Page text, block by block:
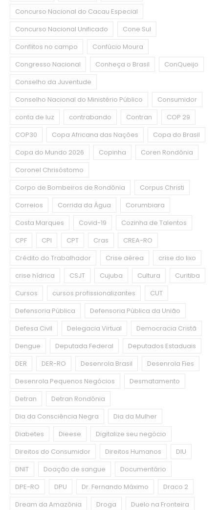
Concurso Nacional do Cacau Especial
Concurso Nacional Unificado
Cone Sul
Conflitos no campo
Confúcio Moura
Congresso Nacional
Conheça o Brasil
ConQueijo
Conselho da Juventude
Conselho Nacional do Ministério Público
Consumidor
conta de luz
contrabando Contran
COP 29
COP30
Copa Africana das Nações
Copa do Brasil
Copa do Mundo 2026
Copinha
Coren Rondônia
Coronel Chrisóstomo
Corpo de Bombeiros de Rondônia
Corpus Christi
Correios
Corrida da Água
Corumbiara
Costa Marques
Covid-19
Cozinha de Talentos
CPF
CPI CPT Cras
CREA-RO
Crédito do Trabalhador
Crise aérea
crise do lixo
crise hídrica
CSJT Cujuba Cultura
Curitiba
Cursos
cursos profissionalizantes
CUT
Defensoria Pública
Defensoria Pública da União
Defesa Civil
Delegacia Virtual
Democracia Cristã
Dengue
Deputada Federal
Deputados Estaduais
DER
DER-RO Desenrola Brasil
Desenrola Fies
Desenrola Pequenos Negócios
Desmatamento
Detran
Detran Rondônia
Dia da Consciência Negra
Dia da Mulher
Diabetes
Dieese
Digitalize seu negócio
Direitos do Consumidor
Direitos Humanos
DIU
DNIT
Doação de sangue
Documentário
DPE-RO
DPU Dr. Fernando Máximo
Draco 2
Dream da Amazônia
Droga
Duelo na Fronteira